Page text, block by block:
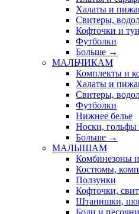
Халаты и
Свитеры,
Кофточки и
Футболки
Больше →
МАЛЬЧИКАМ
Комплекты и
Халаты и
Свитеры,
Футболки
Нижнее белье
Носки, гольфы
Больше →
МАЛЫШАМ
Комбинезоны
Костюмы,
Ползунки
Кофточки,
Штанишки,
Боди и